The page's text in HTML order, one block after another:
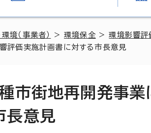
環境（事業者） >環境保全 >環境影響評
評価実施計画書に対する市長意見
市街地再開発事
長意見